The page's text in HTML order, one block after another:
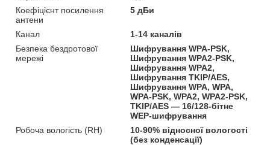
Коефіцієнт посилення
антени
5 дБи
Канал
1-14 каналів
Безпека бездротової
мережі
Шифрування WPA-PSK,
Шифрування WPA2-PSK,
Шифрування WPA2,
Шифрування TKIP/AES,
Шифрування WPA, WPA,
WPA-PSK, WPA2, WPA2-PSK,
TKIP/AES — 16/128-бітне
WEP-шифрування
Робоча вологість (RH)
10-90% відносної вологості
(без конденсації)